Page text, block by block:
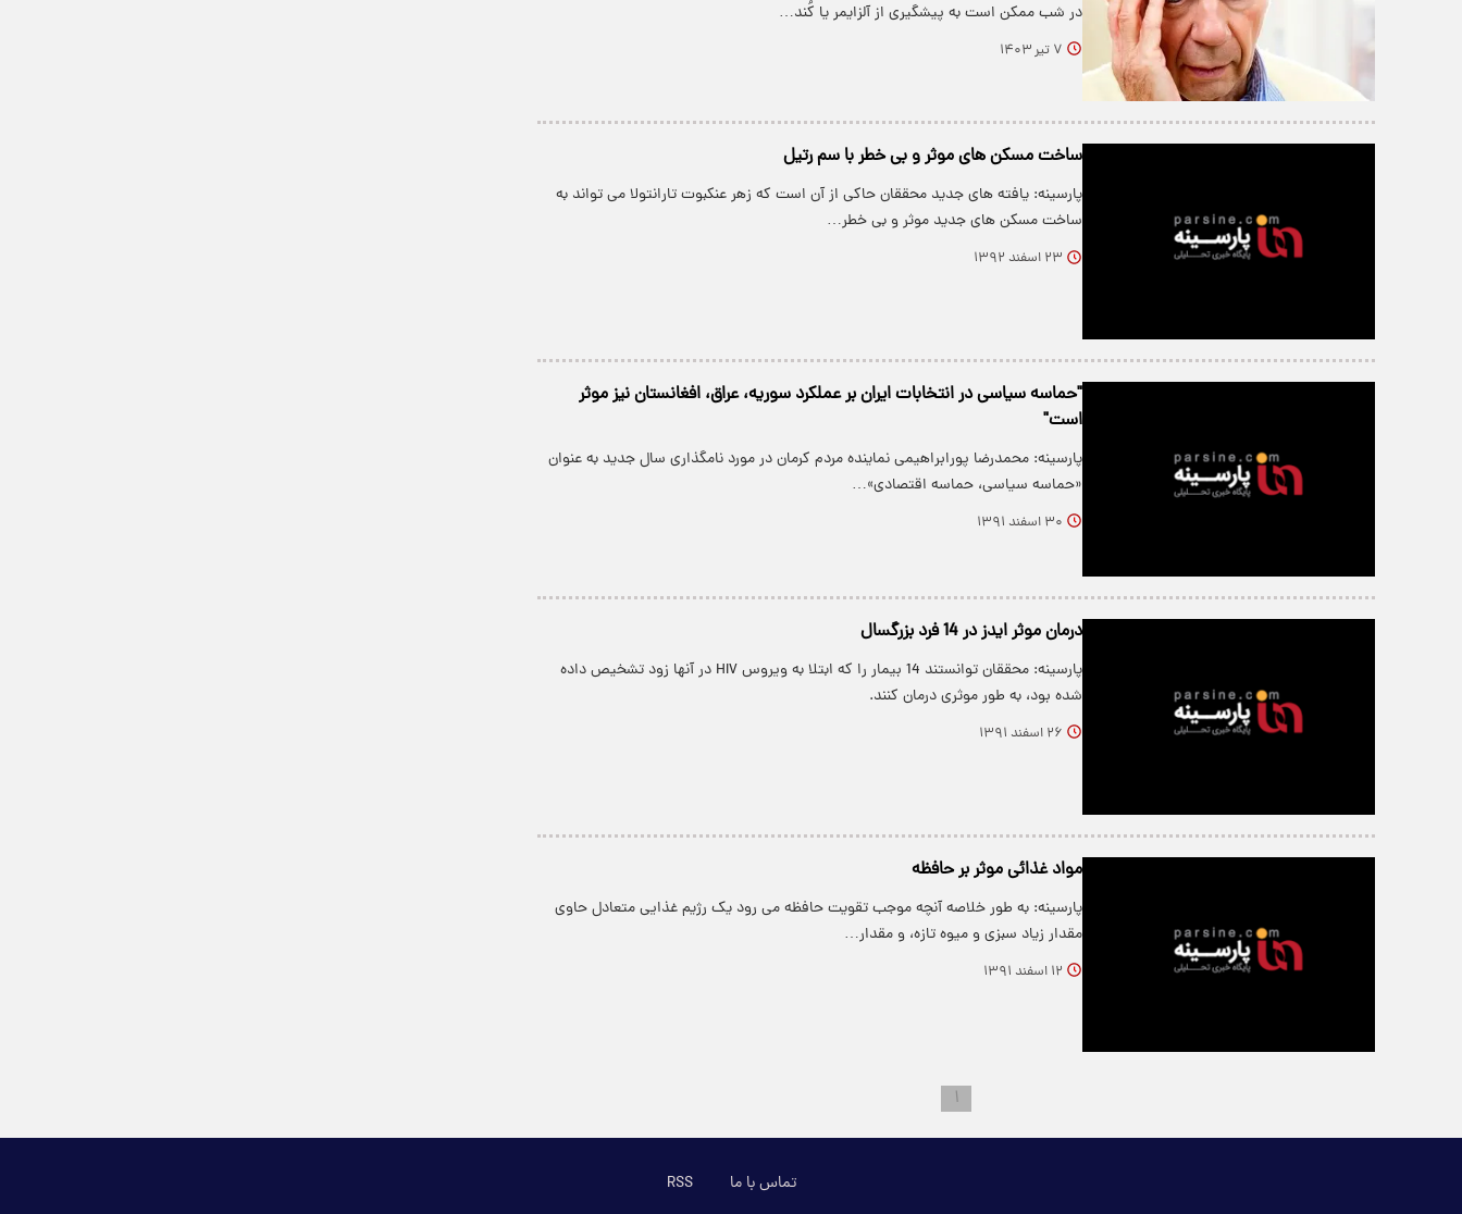
در شب ممکن است به پیشگیری از آلزایمر یا کُند…
۷ تیر ۱۴۰۳
ساخت مسکن های موثر و بی خطر با سم رتیل
پارسینه: یافته های جدید محققان حاکی از آن است که زهر عنکبوت تارانتولا می تواند به
ساخت مسکن های جدید موثر و بی خطر…
۲۳ اسفند ۱۳۹۲
"حماسه سیاسی در انتخابات ایران بر عملکرد سوریه، عراق، افغانستان نیز موثر
است"
پارسینه: محمدرضا پورابراهیمی نماینده مردم کرمان در مورد نامگذاری سال جدید به عنوان
«حماسه سیاسی، حماسه اقتصادی»…
۳۰ اسفند ۱۳۹۱
درمان موثر ایدز در 14 فرد بزرگسال
پارسینه: محققان توانستند 14 بیمار را که ابتلا به ویروس HIV در آنها زود تشخیص داده
شده بود، به طور موثری درمان کنند.
۲۶ اسفند ۱۳۹۱
مواد غذائی موثر بر حافظه
پارسینه: به طور خلاصه آنچه موجب تقویت حافظه می رود یک رژیم غذایی متعادل حاوی
مقدار زیاد سبزی و میوه تازه، و مقدار…
۱۲ اسفند ۱۳۹۱
۱
تماس با ما RSS